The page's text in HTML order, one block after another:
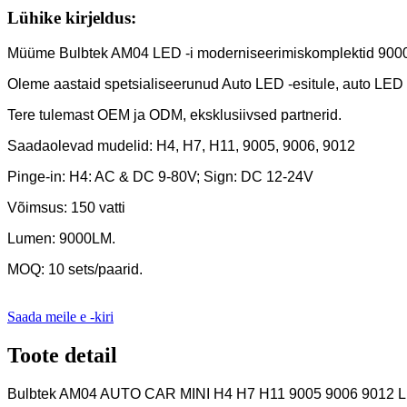
Lühike kirjeldus:
Müüme Bulbtek AM04 LED -i moderniseerimiskomplektid
Oleme aastaid spetsialiseerunud Auto LED -esitule, auto
Tere tulemast OEM ja ODM, eksklusiivsed partnerid.
Saadaolevad mudelid: H4, H7, H11, 9005, 9006, 9012
Pinge-in: H4: AC & DC 9-80V; Sign: DC 12-24V
Võimsus: 150 vatti
Lumen: 9000LM.
MOQ: 10 sets/paarid.
Saada meile e -kiri
Toote detail
Bulbtek AM04 AUTO CAR MINI H4 H7 H11 9005 9006 9012